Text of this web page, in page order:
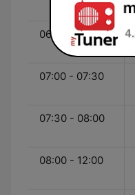
06:00 - 07:00
07:00 - 07:30
07:30 - 08:00
08:00 - 12:00